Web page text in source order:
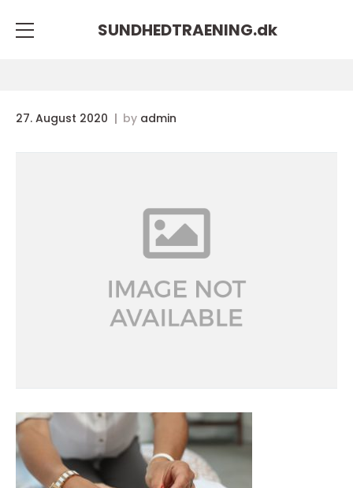
SUNDHEDTRAENING.dk
27. August 2020 by admin